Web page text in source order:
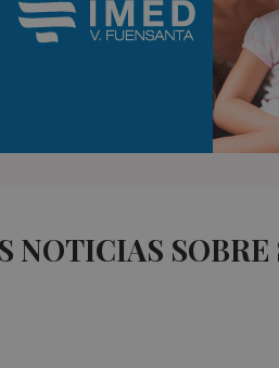
NOTICIAS